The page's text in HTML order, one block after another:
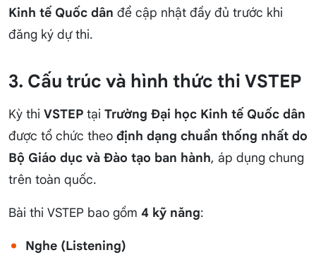
Kinh tế Quốc dân để cập nhật đầy đủ trước khi
đăng ký dự thi.
3. Cấu trúc và hình thức thi VSTEP
Kỳ thi VSTEP tại Trường Đại học Kinh tế Quốc dân
được tổ chức theo định dạng chuẩn thống nhất do
Bộ Giáo dục và Đào tạo ban hành, áp dụng chung
trên toàn quốc.
Bài thi VSTEP bao gồm 4 kỹ năng:
Nghe (Listening)